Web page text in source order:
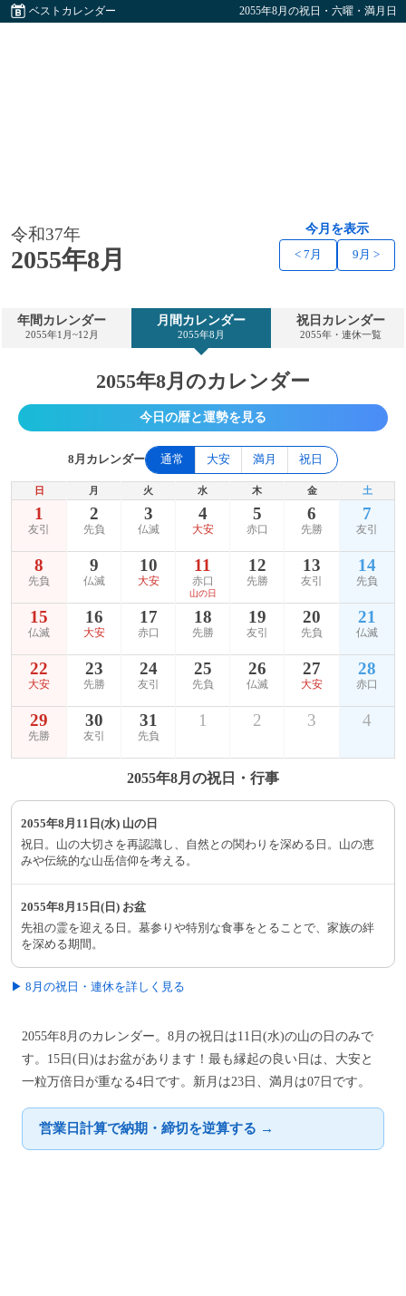
ベストカレンダー 2055年8月の祝日・六曜・満月日
令和37年
2055年8月
今月を表示
< 7月 9月 >
年間カレンダー
2055年1月~12月
月間カレンダー
2055年8月
祝日カレンダー
2055年・連休一覧
2055年8月のカレンダー
今日の暦と運勢を見る
8月カレンダー 通常 大安 満月 祝日
日 月 火 水 木 金 土
1
友引
2
先負
3
仏滅
4
大安
5
赤口
6
先勝
7
友引
8
先負
9
仏滅
10
大安
11
赤口
山の日
12
先勝
13
友引
14
先負
15
仏滅
16
大安
17
赤口
18
先勝
19
友引
20
先負
21
仏滅
22
大安
23
先勝
24
友引
25
先負
26
仏滅
27
大安
28
赤口
29
先勝
30
友引
31
先負
1 2 3 4
2055年8月の祝日・行事
2055年8月11日(水) 山の日
祝日。山の大切さを再認識し、自然との関わりを深める日。山の恵
みや伝統的な山岳信仰を考える。
2055年8月15日(日) お盆
先祖の霊を迎える日。墓参りや特別な食事をとることで、家族の絆
を深める期間。
▶ 8月の祝日・連休を詳しく見る
2055年8月のカレンダー。8月の祝日は11日(水)の山の日のみで
す。15日(日)はお盆があります！最も縁起の良い日は、大安と
一粒万倍日が重なる4日です。新月は23日、満月は07日です。
営業日計算で納期・締切を逆算する →